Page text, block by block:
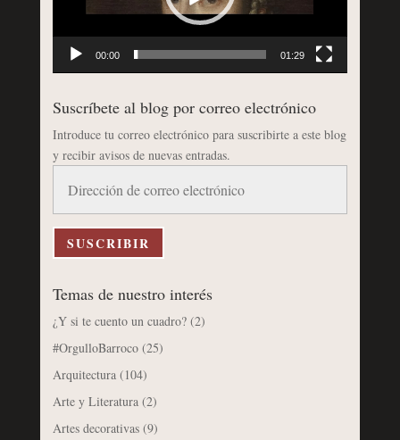
00:00 01:29
Suscríbete al blog por correo electrónico
Introduce tu correo electrónico para suscribirte a este blog
y recibir avisos de nuevas entradas.
correo
electrónico
SUSCRIBIR
Temas de nuestro interés
¿Y si te cuento un cuadro?(2)
#OrgulloBarroco(25)
Arquitectura(104)
Arte y Literatura(2)
Artes decorativas(9)